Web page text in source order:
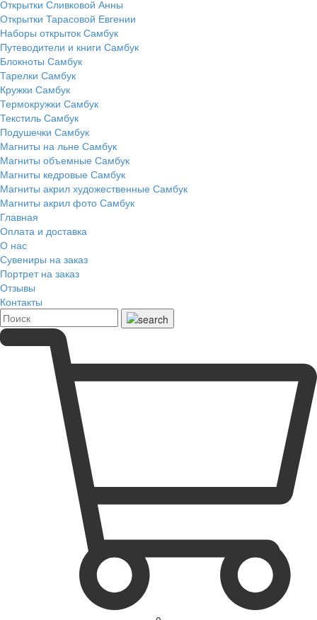
Открытки Сливковой Анны
Открытки Тарасовой Евгении
Наборы открыток Самбук
Путеводители и книги Самбук
Блокноты Самбук
Тарелки Самбук
Кружки Самбук
Термокружки Самбук
Текстиль Самбук
Подушечки Самбук
Магниты на льне Самбук
Магниты объемные Самбук
Магниты кедровые Самбук
Магниты акрил художественные Самбук
Магниты акрил фото Самбук
Главная
Оплата и доставка
О нас
Сувениры на заказ
Портрет на заказ
Отзывы
Контакты